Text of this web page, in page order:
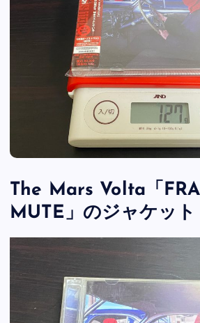
The Mars Volta「
MUTE」のジャケット